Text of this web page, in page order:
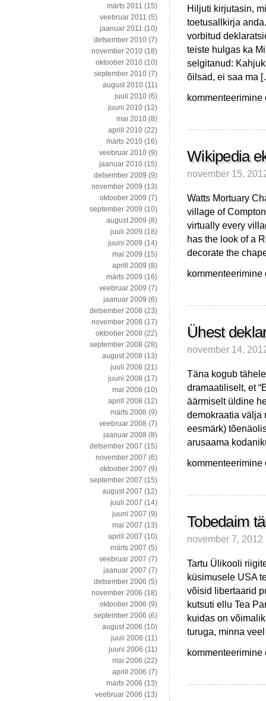
Hiljuti kirjutasin,
toetusallkirja
vorbitud
teiste hulgas ka
selgitanud:
õilsad, ei saa ma
Harta
siit
kaugemalt
Wikipedia
november 15,
Watts Mortuary
village of
virtually every
has the look of a
decorate the
Wikipedia
XXX
Ühest
november 14,
Täna kogub
dramaatiliselt, et
äärmiselt üldine
demokraatia välja
eesmärk)
arusaama
Ühest
hartast
Tobedaim
november 7, 2012
Tartu Ülikooli
küsimusele USA
võisid libertaarid
kutsuti ellu Tea
kuidas on
turuga, minna
Tobedaim
eestikeelne
märts 2011 (15)
veebruar 2011 (5)
jaanuar 2011 (10)
detsember 2010 (7)
november 2010 (18)
oktoober 2010 (10)
september 2010 (7)
august 2010 (11)
juuli 2010 (6)
juuni 2010 (12)
mai 2010 (8)
aprill 2010 (22)
märts 2010 (16)
veebruar 2010 (9)
jaanuar 2010 (15)
detsember 2009 (9)
november 2009 (13)
oktoober 2009 (7)
september 2009 (10)
august 2009 (8)
juuli 2009 (18)
juuni 2009 (14)
mai 2009 (15)
aprill 2009 (8)
märts 2009 (16)
veebruar 2009 (7)
jaanuar 2009 (6)
detsember 2008 (23)
november 2008 (17)
oktoober 2008 (22)
september 2008 (28)
august 2008 (13)
juuli 2008 (21)
juuni 2008 (17)
mai 2008 (10)
aprill 2008 (12)
märts 2008 (9)
veebruar 2008 (7)
jaanuar 2008 (8)
detsember 2007 (15)
november 2007 (6)
oktoober 2007 (9)
september 2007 (15)
august 2007 (12)
juuli 2007 (14)
juuni 2007 (9)
mai 2007 (13)
aprill 2007 (10)
märts 2007 (5)
veebruar 2007 (7)
jaanuar 2007 (7)
detsember 2006 (5)
november 2006 (18)
oktoober 2006 (9)
september 2006 (6)
august 2006 (10)
juuli 2006 (11)
juuni 2006 (11)
mai 2006 (22)
aprill 2006 (7)
märts 2006 (13)
veebruar 2006 (13)